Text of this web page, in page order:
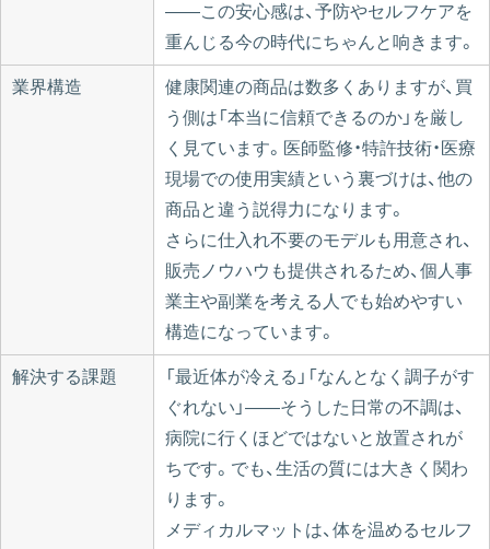
——この安心感は、予防やセルフケアを
重んじる今の時代にちゃんと响きます。
業界構造
健康関連の商品は数多くありますが、買
う側は「本当に信頼できるのか」を厳し
く見ています。医師監修・特許技術・医療
現場での使用実績という裏づけは、他の
商品と違う説得力になります。
さらに仕入れ不要のモデルも用意され、
販売ノウハウも提供されるため、個人事
業主や副業を考える人でも始めやすい
構造になっています。
解決する課題
「最近体が冷える」「なんとなく調子がす
ぐれない」——そうした日常の不調は、
病院に行くほどではないと放置されが
ちです。でも、生活の質には大きく関わ
ります。
メディカルマットは、体を温めるセルフ